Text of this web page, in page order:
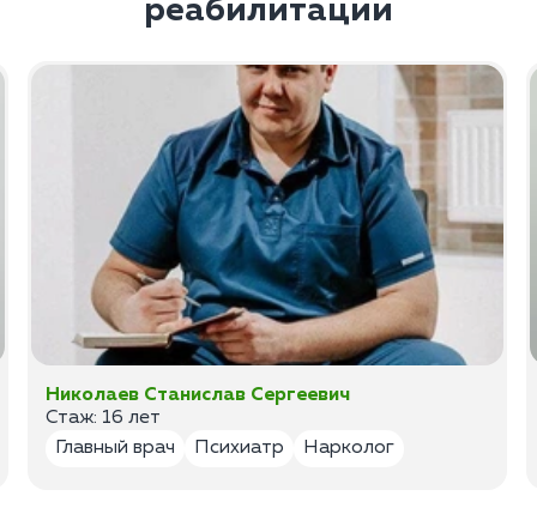
реабилитации
Николаев Станислав Сергеевич
Стаж: 16 лет
Главный врач
Психиатр Нарколог